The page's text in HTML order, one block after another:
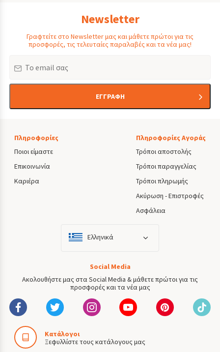
Newsletter
Γραφτείτε στο Newsletter μας και μάθετε πρώτοι για τις
προσφορές, τις τελευταίες παραλαβές και τα νέα μας!
ΕΓΓΡΑΦΗ
Πληροφορίες
Ποιοι είμαστε
Επικοινωνία
Καριέρα
Πληροφορίες Αγοράς
Τρόποι αποστολής
Τρόποι παραγγελίας
Τρόποι πληρωμής
Ακύρωση - Επιστροφές
Ασφάλεια
Ελληνικά
Social Media
Ακολουθήστε μας στα Social Media & μάθετε πρώτοι για τις
προσφορές και τα νέα μας
Κατάλογοι
Ξεφυλλίστε τους κατάλογους μας